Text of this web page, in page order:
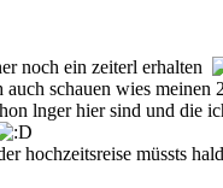
noch ein zeiterl erhalten
auch schauen wies meinen
lnger hier sind und die
hochzeitsreise müssts